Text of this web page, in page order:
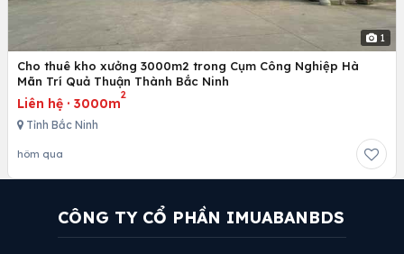
1
Cho thuê kho xưởng 3000m2 trong Cụm Công Nghiệp Hà
Mãn Trí Quả Thuận Thành Bắc Ninh
Liên hệ · 3000m
2
Tỉnh Bắc Ninh
hôm qua
CÔNG TY CỔ PHẦN IMUABANBDS